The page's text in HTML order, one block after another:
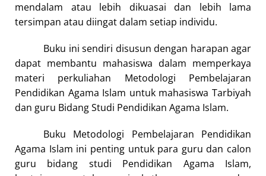
mendalam atau lebih dikuasai dan lebih lama
tersimpan atau diingat dalam setiap individu.
Buku ini sendiri disusun dengan harapan agar
dapat membantu mahasiswa dalam memperkaya
materi perkuliahan Metodologi Pembelajaran
Pendidikan Agama Islam untuk mahasiswa Tarbiyah
dan guru Bidang Studi Pendidikan Agama Islam.
Buku Metodologi Pembelajaran Pendidikan
Agama Islam ini penting untuk para guru dan calon
guru bidang studi Pendidikan Agama Islam,